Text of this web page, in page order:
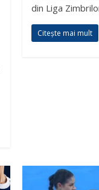
din Liga
Citește mai mult